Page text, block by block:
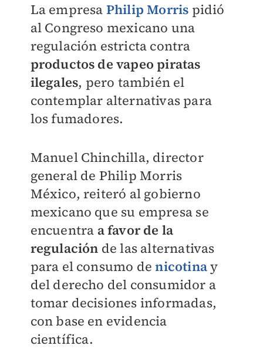
La empresa Philip Morris pidió
al Congreso mexicano una
regulación estricta contra
productos de vapeo piratas
ilegales, pero también el
contemplar alternativas para
los fumadores.
Manuel Chinchilla, director
general de Philip Morris
México, reiteró al gobierno
mexicano que su empresa se
encuentra afavor de la
regulación de las alternativas
para el consumo denicotinay
del derecho del consumidor a
tomar decisiones informadas,
con base en evidencia
científica.